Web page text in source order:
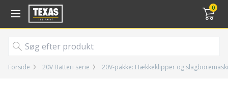
0
Gå til kurv (
Forside 20V Batteri serie 20V-pakke: Hækkeklipper og